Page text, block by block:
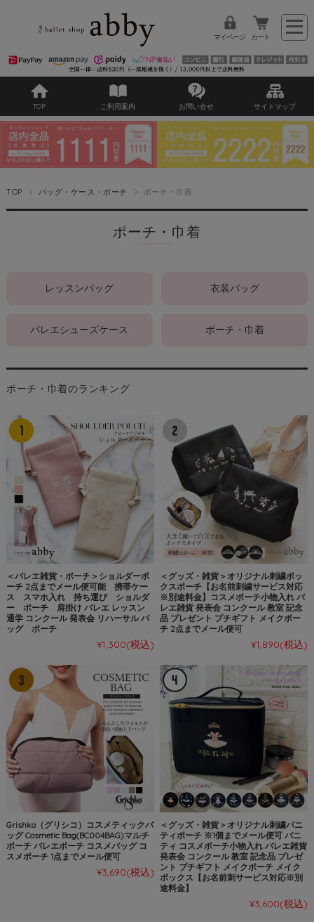
マイページ カート
TOP ご利用案内 お問い合せ サイトマップ
TOP バッグ・ケース・ポーチ ポーチ・巾着
ポーチ・巾着
レッスンバッグ 衣装バッグ
バレエシューズケース ポーチ・巾着
ポーチ・巾着のランキング
＜バレエ雑貨・ポーチ＞ショルダーポ
ーチ 2点までメール便可能 携帯ケー
ス スマホ入れ 持ち運び ショルダ
ー ポーチ 肩掛け バレエ レッスン
通学 コンクール 発表会 リハーサル バ
ッグ ポーチ
¥1,300(税込)
＜グッズ・雑貨＞オリジナル刺繍ボッ
クスポーチ【お名前刺繍サービス対応
※別途料金】コスメポーチ小物入れ バ
レエ雑貨 発表会 コンクール 教室 記念
品 プレゼント プチギフト メイクポー
チ 2点までメール便可
¥1,890(税込)
Grishko（グリシコ）コスメティックバ
ッグ Cosmetic Bag(BC004BAG)マルチ
ポーチ バレエポーチ コスメバッグ コ
スメポーチ 1点までメール便可
¥3,690(税込)
＜グッズ・雑貨＞オリジナル刺繍バニ
ティポーチ ※1個までメール便可 バニ
ティ コスメポーチ小物入れ バレエ雑貨
発表会 コンクール 教室 記念品 プレゼ
ント プチギフト メイクポーチ メイク
ボックス【お名前刺サービス対応※別
途料金】
¥3,600(税込)